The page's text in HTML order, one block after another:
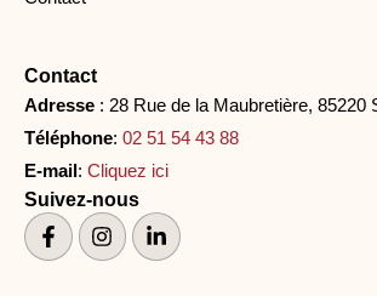
Contact
Adresse : 28 Rue de la Maubretière, 85220
Téléphone: 02 51 54 43 88
E-mail: Cliquez ici
Suivez-nous